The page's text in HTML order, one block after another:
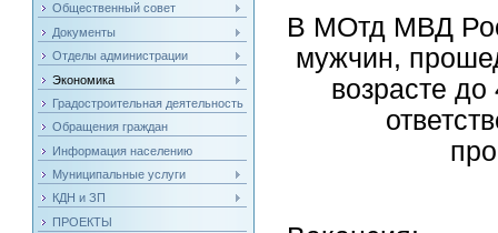
Общественный совет
Документы
Отделы администрации
Экономика
Градостроительная деятельность
Обращения граждан
Информация населению
Муниципальные услуги
КДН и ЗП
ПРОЕКТЫ
В МОтд МВД
мужчин,
возрасте